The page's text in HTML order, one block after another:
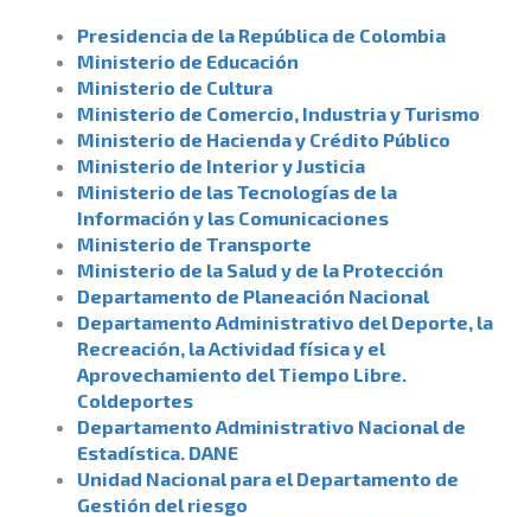
Presidencia de la República de Colombia
Ministerio de Educación
Ministerio de Cultura
Ministerio de Comercio, Industria y Turismo
Ministerio de Hacienda y Crédito Público
Ministerio de Interior y Justicia
Ministerio de las Tecnologías de la
Información y las Comunicaciones
Ministerio de Transporte
Ministerio de la Salud y de la Protección
Departamento de Planeación Nacional
Departamento Administrativo del Deporte, la
Recreación, la Actividad física y el
Aprovechamiento del Tiempo Libre.
Coldeportes
Departamento Administrativo Nacional de
Estadística. DANE
Unidad Nacional para el Departamento de
Gestión del riesgo